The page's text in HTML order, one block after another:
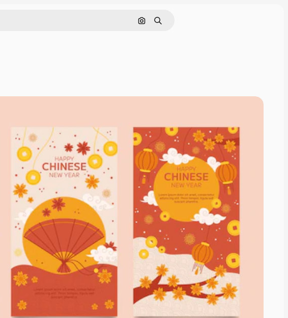
Cerca per immagine
Ricerca